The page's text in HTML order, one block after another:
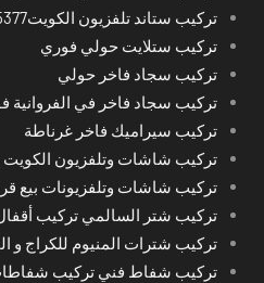
تركيب ستاند تلفزيون الكويت50355377
تركيب ستلايت حولي فوري
تركيب سجاد فاخر حولي
تركيب سجاد فاخر في الفروانية
تركيب سيراميك فاخر غرناطة
تركيب شاشات وتلفزيون
تركيب شاشات وتلفزيونات بيع
تركيب شتر السالمي تركيب
تركيب شترات المنيوم للكراج و
تركيب شفاط فني تركيب